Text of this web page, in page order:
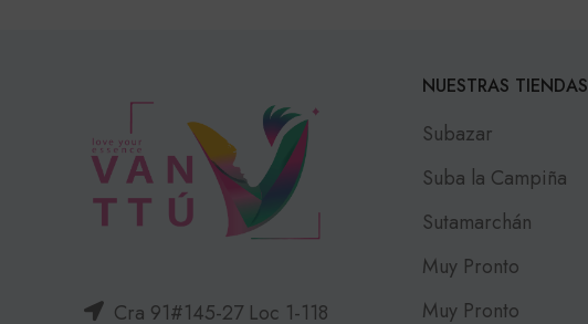
Cra 91#145-27 Loc 1-118
NUESTRAS TIENDAS
Subazar
Suba la Campiña
Sutamarchán
Muy Pronto
Muy Pronto